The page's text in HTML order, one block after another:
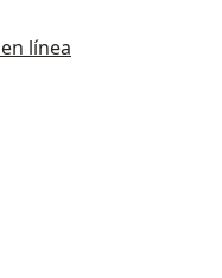
línea